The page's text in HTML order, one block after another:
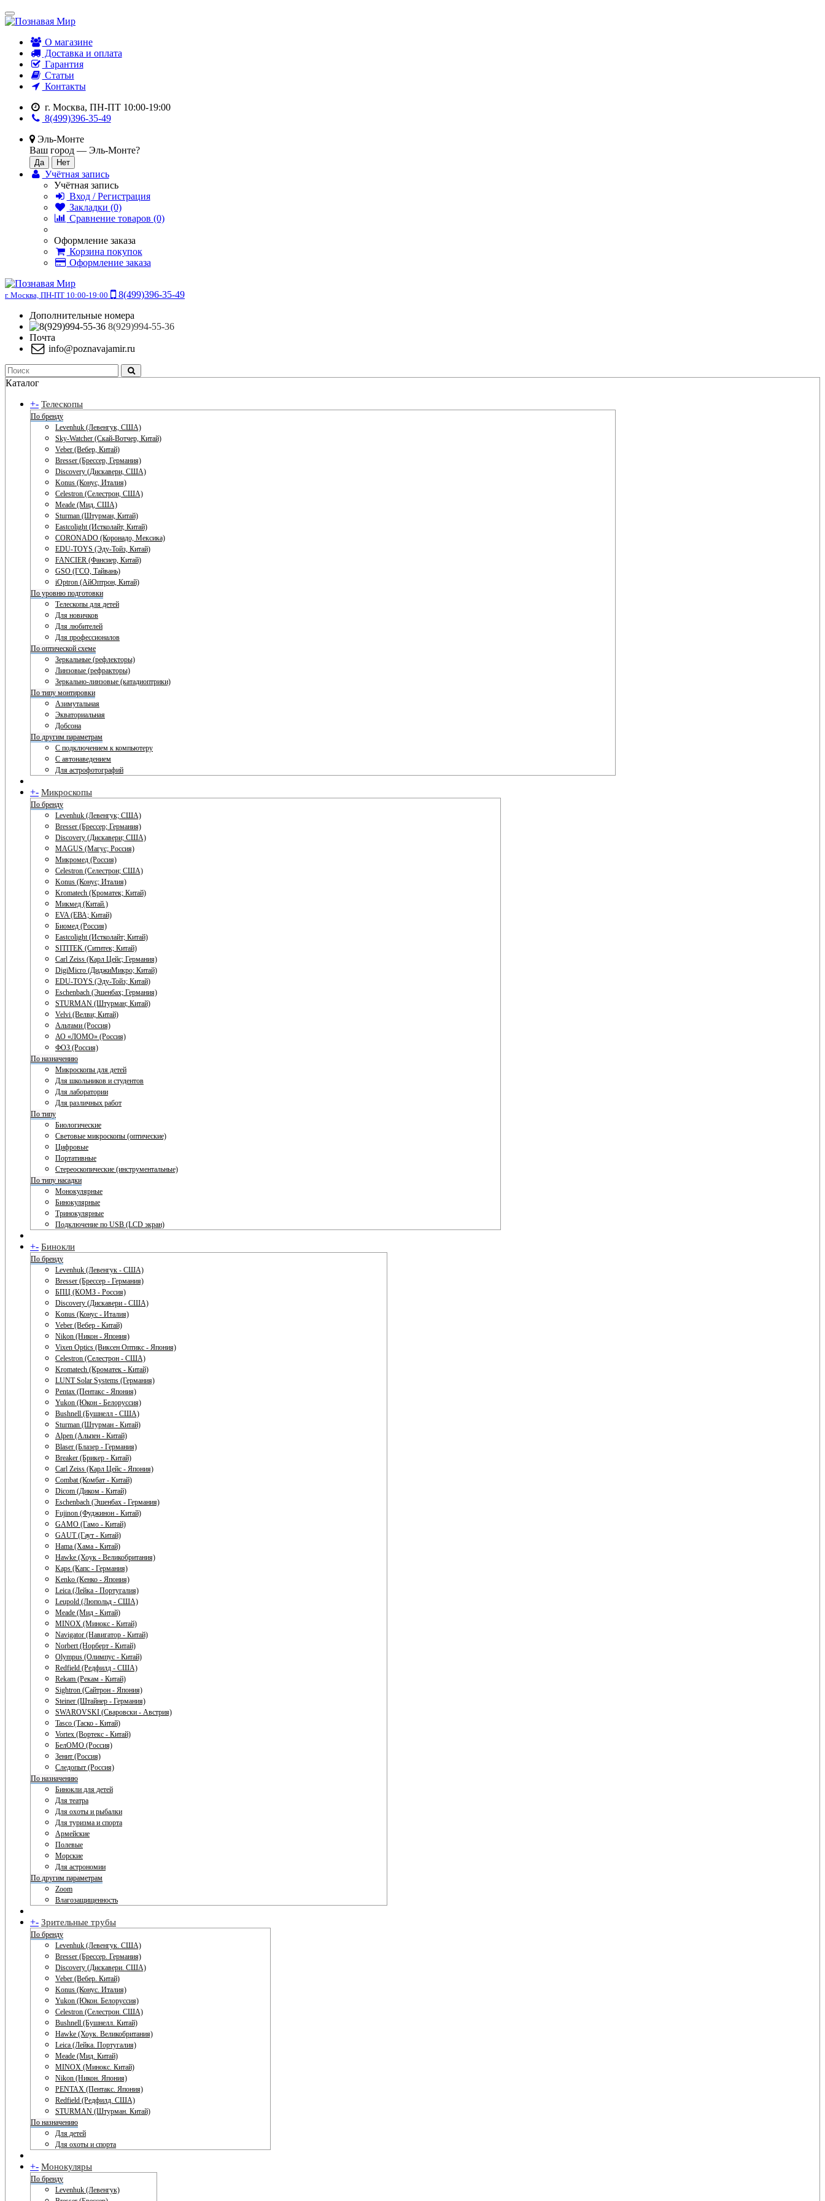
О магазине
Доставка и оплата
Гарантия
Статьи
Контакты
г. Москва, ПН-ПТ 10:00-19:00
8(499)396-35-49
Эль-Монте
Ваш город — Эль-Монте?
Учётная запись
Учётная запись
Вход / Регистрация
Закладки (0)
Сравнение товаров (0)
Оформление заказа
Корзина покупок
Оформление заказа
г. Москва, ПН-ПТ 10:00-19:00
8(499)396-35-49
Дополнительные номера
8(929)994-55-36
Почта
info@poznavajamir.ru
Каталог
+- Телескопы
По бренду
Levenhuk (Левенгук, США)
Sky-Watcher (Скай-Вотчер, Китай)
Veber (Вебер, Китай)
Bresser (Брессер, Германия)
Discovery (Дискавери, США)
Konus (Конус, Италия)
Celestron (Селестрон, США)
Meade (Мид, США)
Sturman (Штурман, Китай)
Eastcolight (Истколайт, Китай)
CORONADO (Коронадо, Мексика)
EDU-TOYS (Эду-Тойз, Китай)
FANCIER (Фансиер, Китай)
GSO (ГСО, Тайвань)
iOptron (АйОптрон, Китай)
По уровню подготовки
Телескопы для детей
Для новичков
Для любителей
Для профессионалов
По оптической схеме
Зеркальные (рефлекторы)
Линзовые (рефракторы)
Зеркально-линзовые (катадиоптрики)
По типу монтировки
Азимутальная
Экваториальная
Добсона
По другим параметрам
С подключением к компьютеру
С автонаведением
Для астрофотографий
+- Микроскопы
По бренду
Levenhuk (Левенгук; США)
Bresser (Брессер; Германия)
Discovery (Дискавери; США)
MAGUS (Магус; Россия)
Микромед (Россия)
Celestron (Селестрон; США)
Konus (Конус; Италия)
Kromatech (Кроматек; Китай)
Микмед (Китай.)
EVA (ЕВА; Китай)
Биомед (Россия)
Eastcolight (Истколайт; Китай)
SITITEK (Сититек; Китай)
Carl Zeiss (Карл Цейс; Германия)
DigiMicro (ДиджиМикро; Китай)
EDU-TOYS (Эду-Тойз; Китай)
Eschenbach (Эшенбах; Германия)
STURMAN (Штурман; Китай)
Velvi (Велви; Китай)
Альтами (Россия)
АО «ЛОМО» (Россия)
ФОЗ (Россия)
По назначению
Микроскопы для детей
Для школьников и студентов
Для лаборатории
Для различных работ
По типу
Биологические
Световые микроскопы (оптические)
Цифровые
Портативные
Стереоскопические (инструментальные)
По типу насадки
Монокулярные
Бинокулярные
Тринокулярные
Подключение по USB (LCD экран)
+- Бинокли
По бренду
Levenhuk (Левенгук - США)
Bresser (Брессер - Германия)
БПЦ (КОМЗ - Россия)
Discovery (Дискавери - США)
Konus (Конус - Италия)
Veber (Вебер - Китай)
Nikon (Никон - Япония)
Vixen Optics (Виксен Оптикс - Япония)
Celestron (Селестрон - США)
Kromatech (Кроматек - Китай)
LUNT Solar Systems (Германия)
Pentax (Пентакс - Япония)
Yukon (Юкон - Белоруссия)
Bushnell (Бушнелл - США)
Sturman (Штурман - Китай)
Alpen (Альпен - Китай)
Blaser (Блазер - Германия)
Breaker (Брикер - Китай)
Carl Zeiss (Карл Цейс - Япония)
Combat (Комбат - Китай)
Dicom (Диком - Китай)
Eschenbach (Эшенбах - Германия)
Fujinon (Фуджинон - Китай)
GAMO (Гамо - Китай)
GAUT (Гаут - Китай)
Hama (Хама - Китай)
Hawke (Хоук - Великобритания)
Kaps (Капс - Германия)
Kenko (Кенко - Япония)
Leica (Лейка - Португалия)
Leupold (Люпольд - США)
Meade (Мид - Китай)
MINOX (Минокс - Китай)
Navigator (Навигатор - Китай)
Norbert (Норберт - Китай)
Olympus (Олимпус - Китай)
Redfield (Редфилд - США)
Rekam (Рекам - Китай)
Sightron (Сайтрон - Япония)
Steiner (Штайнер - Германия)
SWAROVSKI (Сваровски - Австрия)
Tasco (Таско - Китай)
Vortex (Вортекс - Китай)
БелОМО (Россия)
Зенит (Россия)
Следопыт (Россия)
По назначению
Бинокли для детей
Для театра
Для охоты и рыбалки
Для туризма и спорта
Армейские
Полевые
Морские
Для астрономии
По другим параметрам
Zoom
Влагозащищенность
+- Зрительные трубы
По бренду
Levenhuk (Левенгук. США)
Bresser (Брессер. Германия)
Discovery (Дискавери. США)
Veber (Вебер. Китай)
Konus (Конус. Италия)
Yukon (Юкон. Белоруссия)
Celestron (Селестрон. США)
Bushnell (Бушнелл. Китай)
Hawke (Хоук. Великобритания)
Leica (Лейка. Португалия)
Meade (Мид. Китай)
MINOX (Минокс. Китай)
Nikon (Никон. Япония)
PENTAX (Пентакс. Япония)
Redfield (Редфилд. США)
STURMAN (Штурман. Китай)
По назначению
Для детей
Для охоты и спорта
+- Монокуляры
По бренду
Levenhuk (Левенгук)